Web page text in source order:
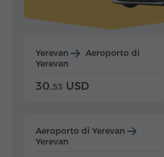
Yerevan
Aeroporto di
Yerevan
30.53 USD
Aeroporto di Yerevan
Yerevan